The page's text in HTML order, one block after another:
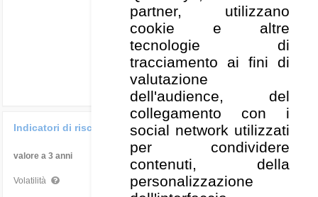
50 100
Volatilità annualizzata 3 anni (%)
Indicatori di rischio
valore a 3 anni
Volatilità 22,47 % Medio
partner, utilizzano
cookie e altre
tecnologie di
tracciamento ai fini di
valutazione
dell'audience, del
collegamento con i
social network utilizzati
per condividere
contenuti, della
personalizzazione